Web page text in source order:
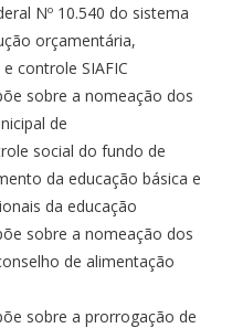
Nº 10.540 do sistema
orçamentária,
controle SIAFIC
sobre a nomeação dos
de
social do fundo de
da educação básica e
da educação
sobre a nomeação dos
de alimentação
sobre a prorrogação de